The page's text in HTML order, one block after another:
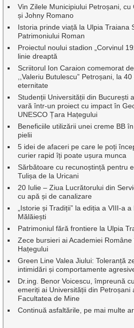
Vin Zilele Municipiului Petroșani,
și Johny Romano
Istoria prinde viață la Ulpia Traiana
Patrimoniului Roman
Proiectul noului stadion „Corvinul
linie dreaptă
Scriitorul Ion Caraion comemorat
,,Valeriu Butulescu” Petroșani, la
eternitate
Studenții Universității din București
vară într-un proiect cu impact în
UNESCO Țara Hațegului
Beneficiile utilizării unei creme BB
pielii
5 idei de afaceri pe care le poți
curier rapid îți poate ușura munca
Sărbătoare cu recunoștință pentru
Tulișa de la Uricani
20 Iulie – Ziua Lucrătorului din
cu apă și de canalizare
„Istorie și Tradiții” la ediția a VIII-a
Mălăiești
Patrimoniul fără frontiere la Ulpia
Zece bursieri ai Academiei
Hațegului
Green Line Valea Jiului: Toleranță
intimidări și comportamente
Dr.ing. Benor Voicescu, împreună
emeriți ai Universității din Petroșani
Facultatea de Mine
Continuă asfaltările, pe mai multe